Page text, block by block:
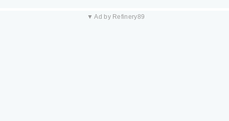
▼ Ad by Refinery89